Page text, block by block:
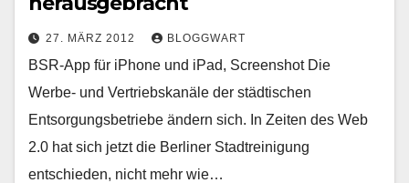
27. MÄRZ 2012 BLOGGWART
BSR-App für iPhone und iPad, Screenshot Die
Werbe- und Vertriebskanäle der städtischen
Entsorgungsbetriebe ändern sich. In Zeiten des Web
2.0 hat sich jetzt die Berliner Stadtreinigung
entschieden, nicht mehr wie…